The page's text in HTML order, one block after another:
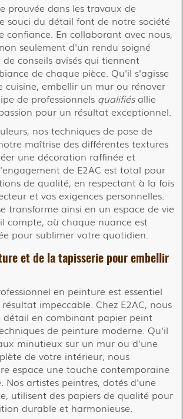
prouvée dans les travaux de
souci du détail font de notre société
confiance. En collaborant avec nous,
seulement d'un rendu soigné
conseils avisés qui tiennent
de chaque pièce. Qu'il s'agisse
cuisine, embellir un mur ou rénover
de professionnels qualifiésallie
pour un résultat exceptionnel.
nos techniques de pose de
maîtrise des différentes textures
une décoration raffinée et
de E2AC est total pour
de qualité, en respectant à la fois
et vos exigences personnelles.
transforme ainsi en un espace de vie
compte, où chaque nuance est
pour sublimer votre quotidien.
et de la tapisserie pour embellir
en peinture est essentiel
impeccable. Chez E2AC, nous
détail en combinant papier peint
de peinture moderne. Qu'il
minutieux sur un mur ou d'une
de votre intérieur, nous
espace une touche contemporaine
Nos artistes peintres, dotés d'une
utilisent des papiers de qualité pour
durable et harmonieuse.